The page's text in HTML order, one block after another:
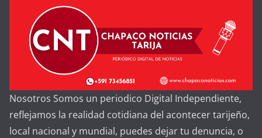
Nosotros Somos un periodico Digital Independiente,
reflejamos la realidad cotidiana del acontecer tarijeño,
local nacional y mundial, puedes dejar tu denuncia, o